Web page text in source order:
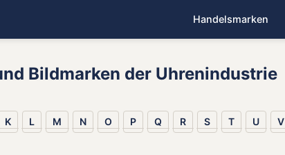
Handelsmarken
Bildmarken der Uhrenindustrie
K L M N O P Q R S T U V